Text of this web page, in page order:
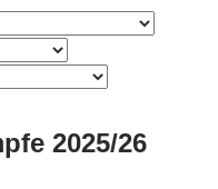
2025/26